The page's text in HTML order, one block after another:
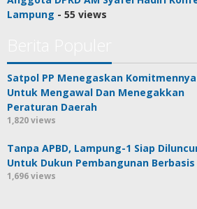
Lampung - 55 views
Satpol PP Menegaskan Komitmennya
Untuk Mengawal Dan Menegakkan
Peraturan Daerah
1,820 views
Tanpa APBD, Lampung-1 Siap
Untuk Dukun Pembangunan
1,696 views